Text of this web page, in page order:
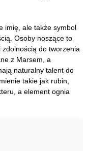
imię, ale także symbol
Osoby noszące to
do tworzenia
z Marsem, a
naturalny talent do
takie jak rubin,
a element ognia